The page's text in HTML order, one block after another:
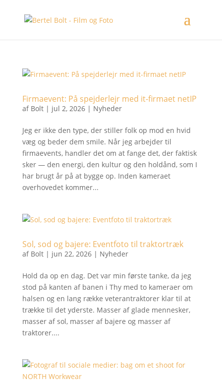
Firmaevent: På spejderlejr med it-firmaet netIP
af Bolt| jul 2, 2026| Nyheder
Jeg er ikke den type, der stiller folk op mod en hvid
væg og beder dem smile. Når jeg arbejder til
firmaevents, handler det om at fange det, der faktisk
sker — den energi, den kultur og den holdånd, som I
har brugt år på at bygge op. Inden kameraet
overhovedet kommer...
Sol, sod og bajere: Eventfoto til traktortræk
af Bolt| jun 22, 2026| Nyheder
Hold da op en dag. Det var min første tanke, da jeg
stod på kanten af banen i Thy med to kameraer om
halsen og en lang række veterantraktorer klar til at
trække til det yderste. Masser af glade mennesker,
masser af sol, masser af bajere og masser af
traktorer....